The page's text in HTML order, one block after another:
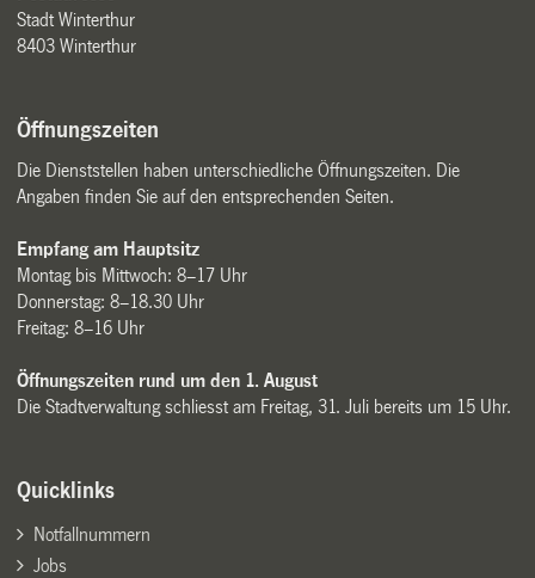
Stadt Winterthur
8403 Winterthur
Öffnungszeiten
Die Dienststellen haben unterschiedliche Öffnungszeiten. Die
Angaben finden Sie auf den entsprechenden Seiten.
Empfang am Hauptsitz
Montag bis Mittwoch: 8–17 Uhr
Donnerstag: 8–18.30 Uhr
Freitag: 8–16 Uhr
Öffnungszeiten rund um den 1. August
Die Stadtverwaltung schliesst am Freitag, 31. Juli bereits um 15 Uhr.
Quicklinks
Notfallnummern
Jobs